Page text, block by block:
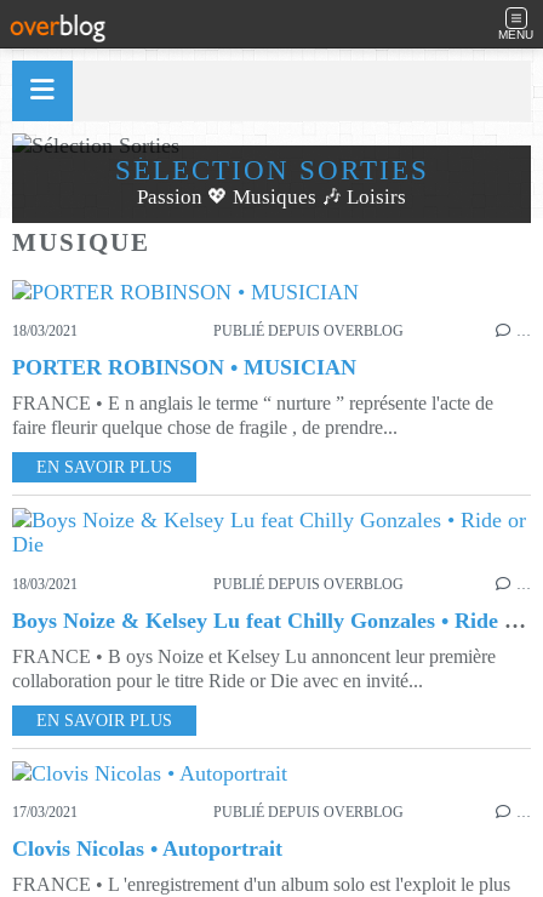
MENU
SÉLECTION SORTIES
Passion 💖 Musiques 🎶 Loisirs
MUSIQUE
18/03/2021 PUBLIÉ DEPUIS OVERBLOG …
PORTER ROBINSON • MUSICIAN
FRANCE • E n anglais le terme “ nurture ” représente l'acte de
faire fleurir quelque chose de fragile , de prendre...
EN SAVOIR PLUS
18/03/2021 PUBLIÉ DEPUIS OVERBLOG
Boys Noize & Kelsey Lu feat Chilly Gonzales • Ride or Die
FRANCE • B oys Noize et Kelsey Lu annoncent leur première
collaboration pour le titre Ride or Die avec en invité...
EN SAVOIR PLUS
17/03/2021 PUBLIÉ DEPUIS OVERBLOG …
Clovis Nicolas • Autoportrait
FRANCE • L 'enregistrement d'un album solo est l'exploit le plus